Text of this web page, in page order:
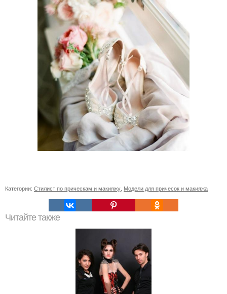
Категории: Стилист по прическам и макияжу Модели для причесок и макияжа
Читайте также